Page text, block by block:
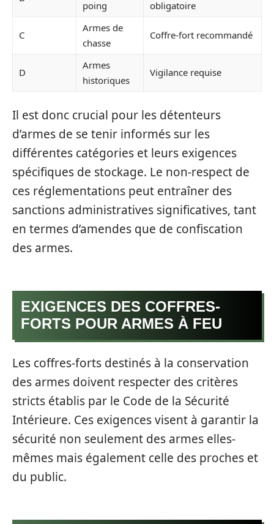
poing
obligatoire
C
Armes de
chasse
Coffre-fort recommandé
D
Armes
historiques
Vigilance requise
Il est donc crucial pour les détenteurs
d’armes de se tenir informés sur les
différentes catégories et leurs exigences
spécifiques de stockage. Le non-respect de
ces réglementations peut entraîner des
sanctions administratives significatives, tant
en termes d’amendes que de confiscation
des armes.
EXIGENCES DES COFFRES-
FORTS POUR ARMES À FEU
Les coffres-forts destinés à la conservation
des armes doivent respecter des critères
stricts établis par le Code de la Sécurité
Intérieure. Ces exigences visent à garantir la
sécurité non seulement des armes elles-
mêmes mais également celle des proches et
du public.